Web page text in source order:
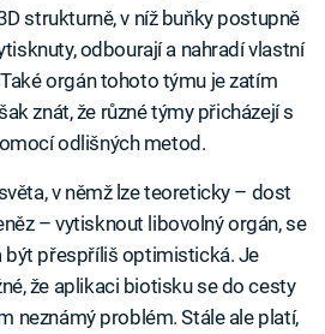
strukturně, v níž buňky postupně
odbourají a nahradí vlastní
orgán tohoto týmu je zatím
znát, že různé týmy přicházejí s
odlišných metod.
v němž lze teoreticky – dost
– vytisknout libovolný orgán, se
být přespříliš optimistická. Je
že aplikaci biotisku se do cesty
neznámý problém. Stále ale platí,